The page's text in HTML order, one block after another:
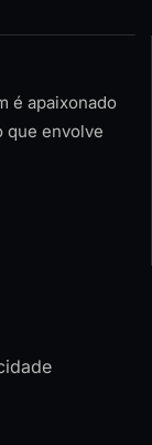
é apaixonado
que envolve